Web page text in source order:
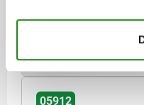
más gastos de envío
05912